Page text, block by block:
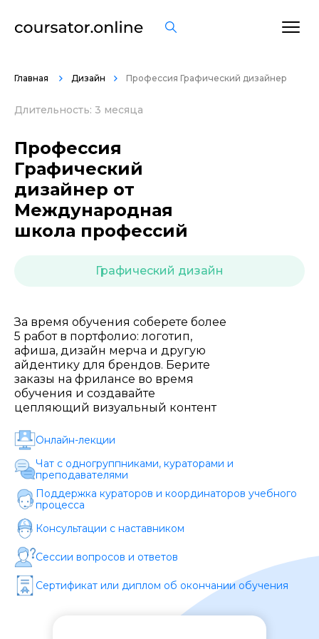
Главная Дизайн Профессия Графический дизайнер
Длительность: 3 месяца
Профессия
Графический
дизайнер от
Международная
школа профессий
Графический дизайн
За время обучения соберете более
5 работ в портфолио: логотип,
афиша, дизайн мерча и другую
айдентику для брендов. Берите
заказы на фрилансе во время
обучения и создавайте
цепляющий визуальный контент
Онлайн-лекции
Чат с одногруппниками, кураторами и
преподавателями
Поддержка кураторов и координаторов учебного
процесса
Консультации с наставником
Сессии вопросов и ответов
Сертификат или диплом об окончании обучения
Стоимость *
Подача материала *
Уровень организации *